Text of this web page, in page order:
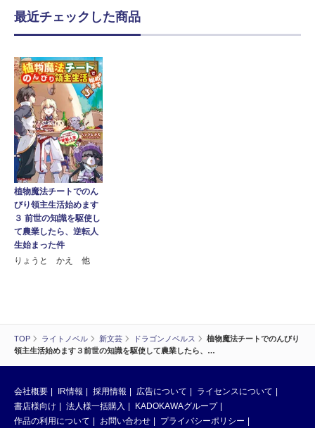
TOP ライトノベル 新文芸 ドラゴンノベルス
植物魔法チートでのんびり
領主生活始めます３前世の知識を駆使して農業したら、…
最近チェックした商品
植物魔法チートでのん
びり領主生活始めます
３ 前世の知識を駆使し
て農業したら、逆転人
生始まった件
りょうと かえ 他
会社概要 IR情報 採用情報 広告について
ライセンスについて
書店様向け
法人様一括購入
KADOKAWAグループ
作品の利用について
お問い合わせ プライバシーポリシー